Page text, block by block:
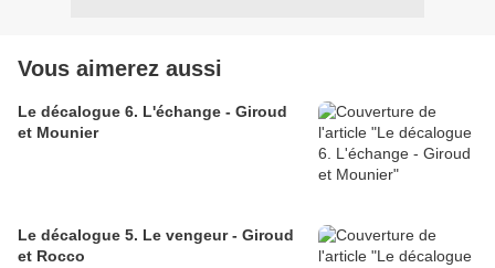
Vous aimerez aussi
Le décalogue 6. L'échange - Giroud
et Mounier
Le décalogue 5. Le vengeur - Giroud
et Rocco